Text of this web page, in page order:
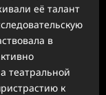
её талант
в
театральной
к